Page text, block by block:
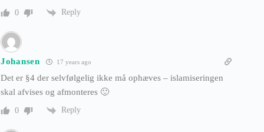
0 Reply
Johansen 17 years ago
Det er §4 der selvfølgelig ikke må ophæves – islamiseringen
skal afvises og afmonteres 🙂
0 Reply